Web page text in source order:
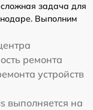
задача для
Выполним
ремонта
устройств
выполняется на